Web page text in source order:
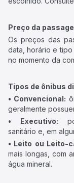
Preço da
Os preços das
data, horário e
no momento da
Tipos de ônibus
• Convencional:
geralmente
• Executivo:
sanitário e, em
• Leito ou Leito-
mais longas, com
água mineral.